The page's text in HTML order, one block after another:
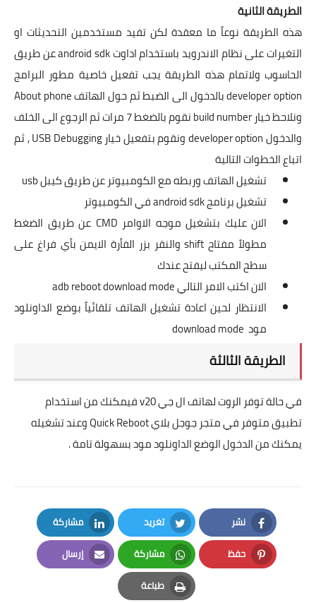
الطريقة الثانية
هذه الطريقة نوعاً ما معقدة لكن تفيد مستخدمين التحديثات او
التغيرات على نظام الاندرويد باستخدام اداوت android sdk عن طريق
الحاسوب ولاتمام هذه الطريقة يجب تفعيل خاصية مطور البرامج
developer option
بالدخول الى الضبط ثم حول الهاتف About phone
ونلاحظ خيار build number نقوم بالضغط 7 مرات ثم الرجوع الى الخلف
والدخول developer option ونقوم بتفعيل خيار USB Debugging , ثم
اتباع الخطوات التالية
تشغيل الهاتف وربطه مع الكومبيوتر عن طريق كيبل usb
تشغيل برنامج android sdk في الكومبيوتر
الان عليك بتشغيل موجه الاوامر CMD عن طريق الضغط
مطولاً مفتاح shift والنقر بزر الفأرة الايمن بأي فراغ على
سطح المكتب ليفتح عندك
الان اكتب الامر التالي adb reboot download mode
الانتظار لحين اعادة تشغيل الهاتف تلقائياً بوضع الداونلود
مود download mode
الطريقة الثالثة
في حالة توفر الروت لهاتف ال جي v20 فيمكنك من استخدام
تطبيق متوفر في متجر جوجل بلايQuick Rebootوعند تشغيله
يمكنك من الدخول الوضع الداونلود مود بسهولة تامة .
نشر
Facebook
تغريد
Twitter
مشاركة
LinkedIn
حفظ
Pinterest
مشاركة
Whatsapp
إرسال
Email
طباعة